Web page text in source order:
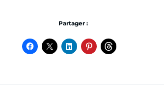
Partager :